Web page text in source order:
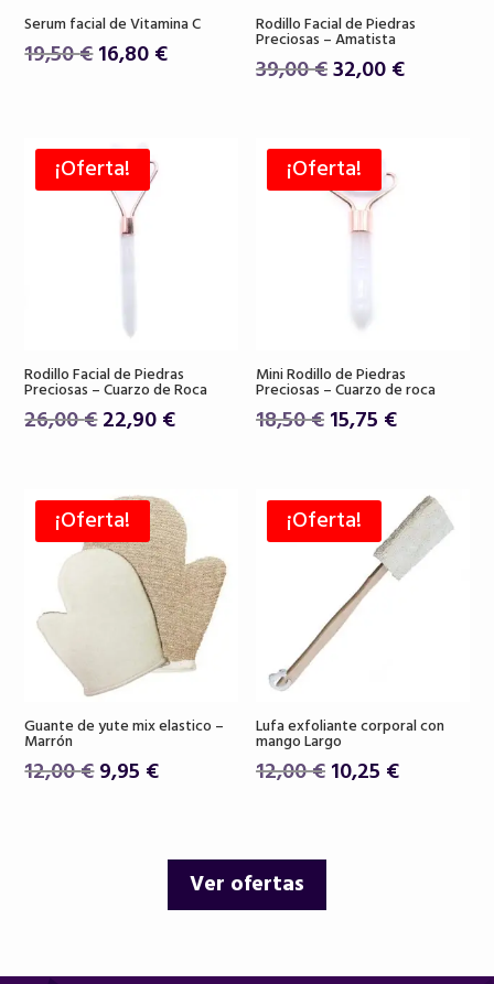
Serum facial de Vitamina C
19,50€El
era:
19,50 €.
16,80€El
Rodillo Facial de Piedras
Preciosas – Amatista
39,00€El
era:
39,00 €.
32,00€El
¡Oferta!
Rodillo Facial de Piedras
Preciosas – Cuarzo de Roca
26,00€El
era:
26,00 €.
22,90€El
es:
22,90 €.
¡Oferta!
Mini Rodillo de Piedras
Preciosas – Cuarzo de roca
18,50€El
era:
18,50 €.
15,75 €El
es:
15,75 €.
¡Oferta!
Guante de yute mix elastico –
Marrón
12,00€El
9,95 €El
es:
9,95 €.
¡Oferta!
Lufa exfoliante corporal con
mango Largo
12,00€El
10,25 €El
Ver ofertas